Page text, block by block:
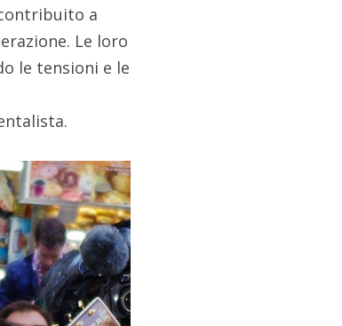
a
Le loro
le tensioni e le